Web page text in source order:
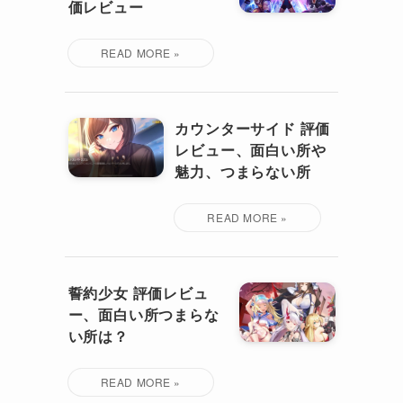
価レビュー
カウンターサイド 評価
レビュー、面白い所や
魅力、つまらない所
誓約少女 評価レビュ
ー、面白い所つまらな
い所は？